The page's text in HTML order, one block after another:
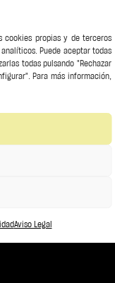
cookies propias y de terceros
Puede aceptar todas
todas pulsando "Rechazar
Para más información,
Aviso Legal